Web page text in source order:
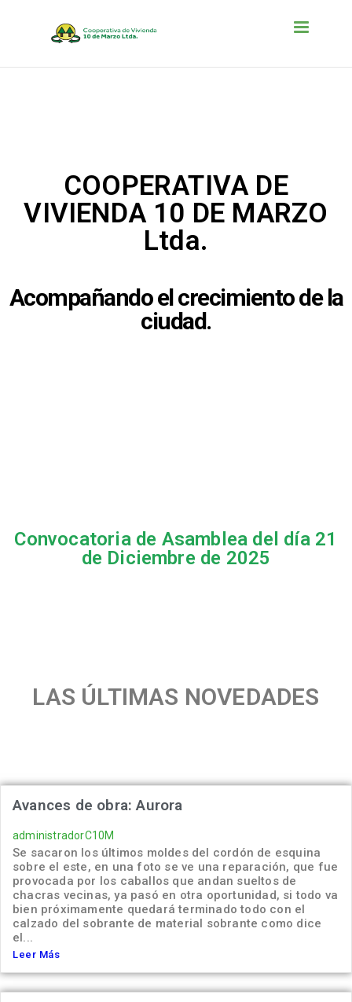
Toggle
COOPERATIVA DE
VIVIENDA 10 DE MARZO
Ltda.
Acompañando el crecimiento de la
ciudad.
Convocatoria de Asamblea del día 21
de Diciembre de 2025
LAS ÚLTIMAS NOVEDADES
Avances de obra: Aurora
administradorC10M
Se sacaron los últimos moldes del cordón de esquina
sobre el este, en una foto se ve una reparación, que fue
provocada por los caballos que andan sueltos de
chacras vecinas, ya pasó en otra oportunidad, si todo va
bien próximamente quedará terminado todo con el
calzado del sobrante de material sobrante como dice
el...
Leer Más